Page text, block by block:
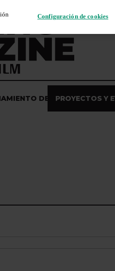
DE DATOS
PROYECTOS Y
Configuración de cookies